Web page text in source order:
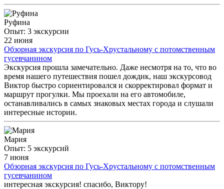
Руфина
Опыт: 3 экскурсии
22 июня
Обзорная экскурсия по Гусь-Хрустальному с потомственным
гусевчанином
Экскурсия прошла замечательно. Даже несмотря на то, что во
время нашего путешествия пошел дождик, наш экскурсовод
Виктор быстро сориентировался и скорректировал формат и
маршрут прогулки. Мы проехали на его автомобиле,
останавливались в самых знаковых местах города и слушали
интересные истории.
Мария
Опыт: 5 экскурсий
7 июня
Обзорная экскурсия по Гусь-Хрустальному с потомственным
гусевчанином
интересная экскурсия! спасибо, Виктору!